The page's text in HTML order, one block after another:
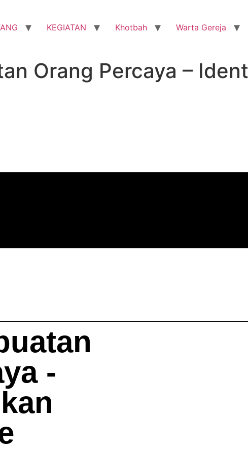
KEGIATAN Khotbah Warta Gereja
Orang Percaya –
-